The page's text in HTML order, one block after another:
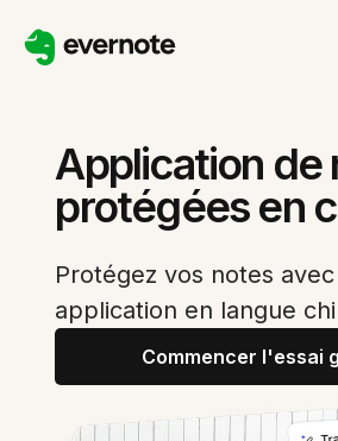
Application de
protégées en
Protégez vos notes
application en langue
Commencer l'essai